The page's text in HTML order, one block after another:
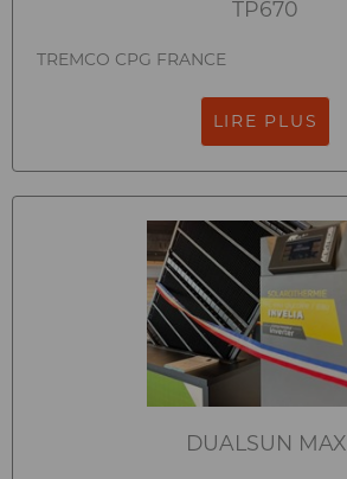
TP670
TREMCO CPG FRANCE
LIRE PLUS
DUALSUN MAX